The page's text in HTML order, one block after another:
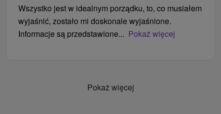
Wszystko jest w idealnym porządku, to, co musiałem
wyjaśnić, zostało mi doskonale wyjaśnione.
Informacje są przedstawione... Pokaż więcej
Pokaż więcej